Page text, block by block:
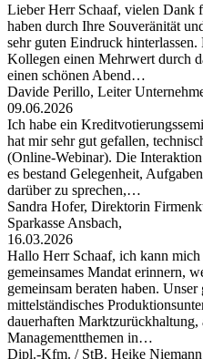
Lieber Herr Schaaf, vielen Dank
haben durch Ihre Souveränität
sehr guten Eindruck hinterlassen.
Kollegen einen Mehrwert durch
einen schönen Abend…
Davide Perillo, Leiter
09.06.2026
Ich habe ein
hat mir sehr gut gefallen,
(Online-Webinar). Die
es bestand Gelegenheit,
darüber zu sprechen,…
Sandra Hofer, Direktorin
Sparkasse Ansbach,
16.03.2026
Hallo Herr Schaaf, ich kann mich
gemeinsames Mandat erinnern,
gemeinsam beraten haben.
mittelständisches
dauerhaften Marktzurückhaltung,
Managementthemen in…
Dipl.-Kfm. / StB. Heike